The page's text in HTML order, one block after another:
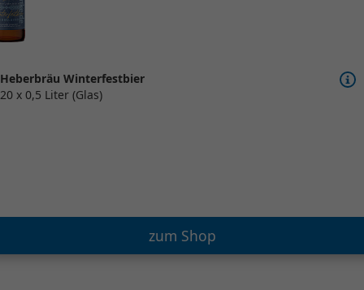
Heberbräu Winterfestbier
20 x 0,5 Liter (Glas)
zum Shop